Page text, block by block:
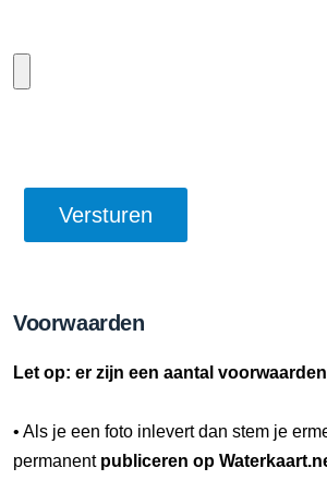
Voorwaarden
Let op: er zijn een aantal
• Als je een foto inlevert dan stem je
permanent publiceren op